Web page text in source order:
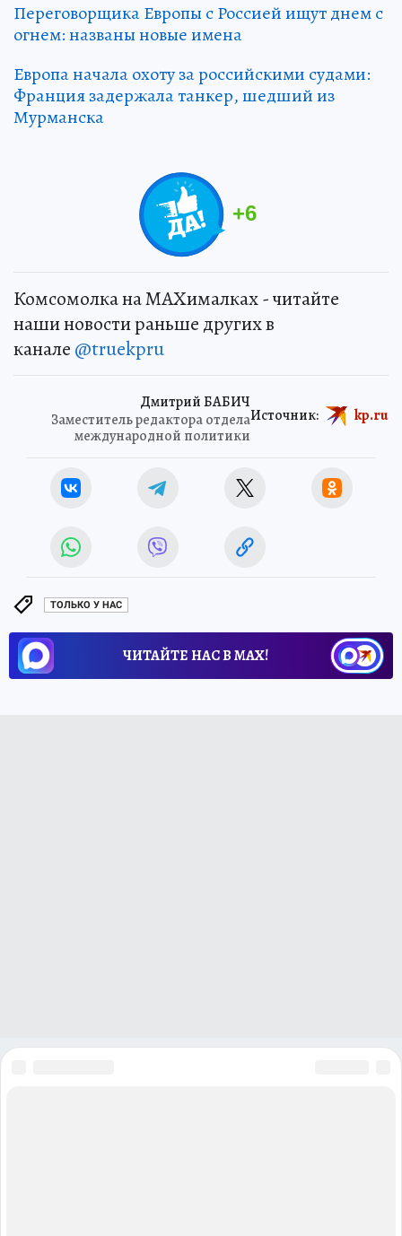
Переговорщика Европы с Россией ищут днем с
огнем: названы новые имена
Европа начала охоту за российскими судами:
Франция задержала танкер, шедший из
Мурманска
+6
Комсомолка на MAXималках - читайте
наши новости раньше других в
канале @truekpru
Дмитрий БАБИЧ
Заместитель редактора отдела
международной политики
Источник: kp.ru
ТОЛЬКО У НАС
ЧИТАЙТЕ НАС В МАХ!